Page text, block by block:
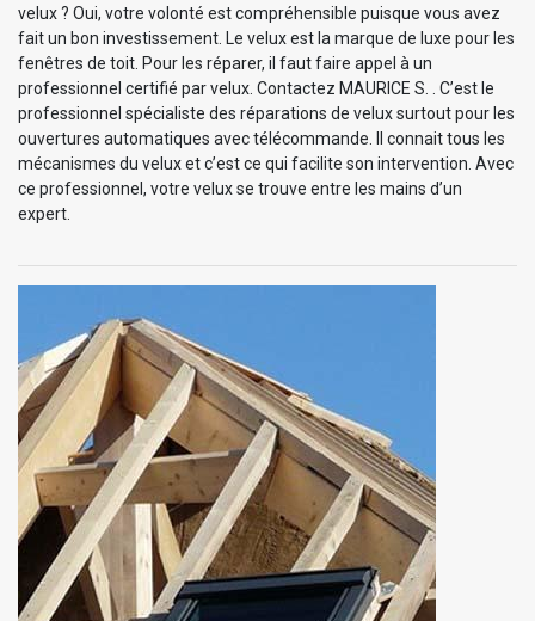
velux ? Oui, votre volonté est compréhensible puisque vous avez
fait un bon investissement. Le velux est la marque de luxe pour les
fenêtres de toit. Pour les réparer, il faut faire appel à un
professionnel certifié par velux. Contactez MAURICE S. . C’est le
professionnel spécialiste des réparations de velux surtout pour les
ouvertures automatiques avec télécommande. Il connait tous les
mécanismes du velux et c’est ce qui facilite son intervention. Avec
ce professionnel, votre velux se trouve entre les mains d’un
expert.